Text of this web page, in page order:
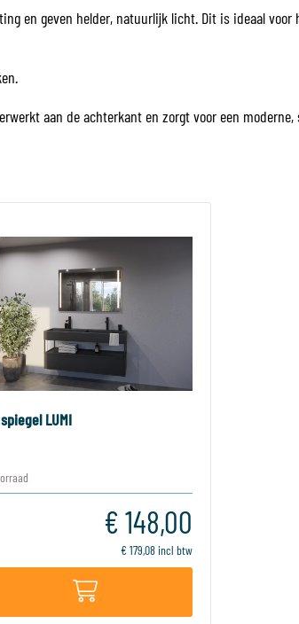
en geven helder, natuurlijk licht. Dit is ideaal
aan de achterkant en zorgt voor een
spiegel LUMI
€ 148,00
€ 179,08 incl btw